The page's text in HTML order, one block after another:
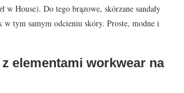
w House). Do tego brązowe, skórzane sandały
w tym samym odcieniu skóry. Proste, modne i
elementami workwear na